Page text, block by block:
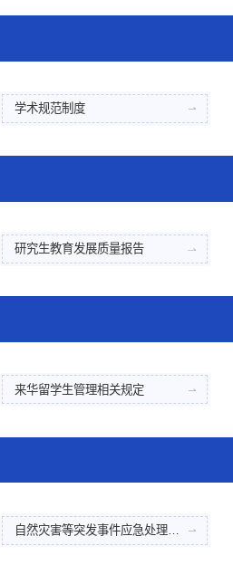
学术规范制度
研究生教育发展质量报告
来华留学生管理相关规定
自然灾害等突发事件应急处理预案